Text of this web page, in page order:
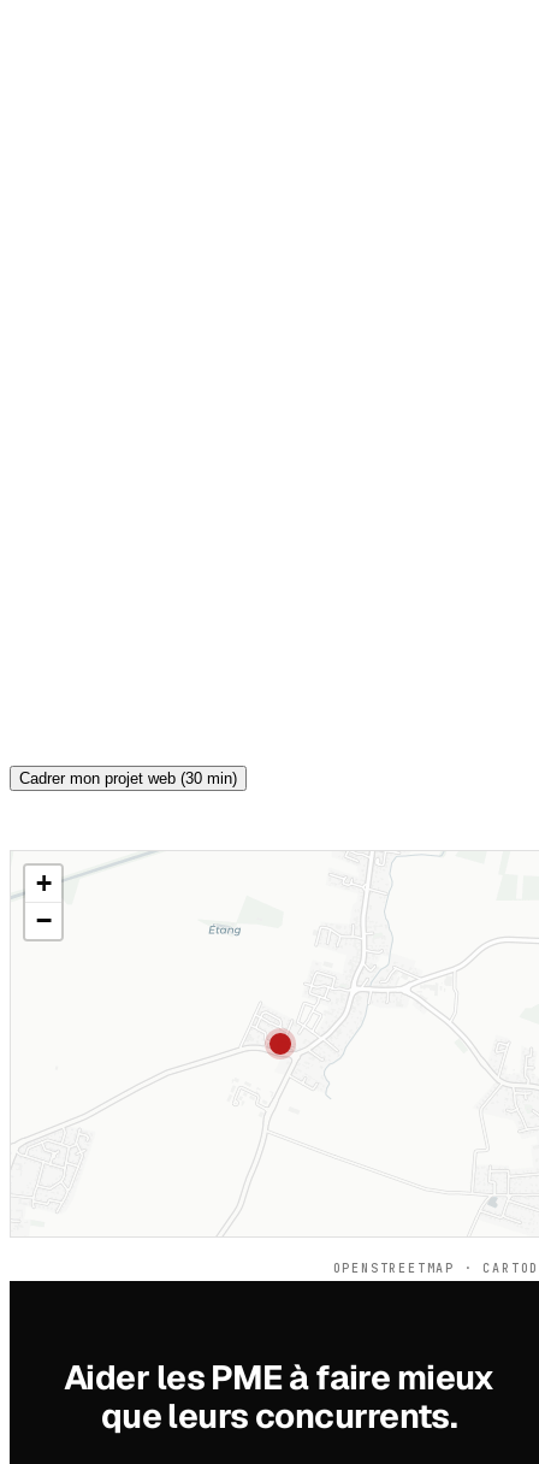
Cadrer mon projet web (30 min)
CARTE INTERACTIVE
+
−
OPENSTREETMAP ·
Aider les PME à faire mieux
que leurs concurrents.